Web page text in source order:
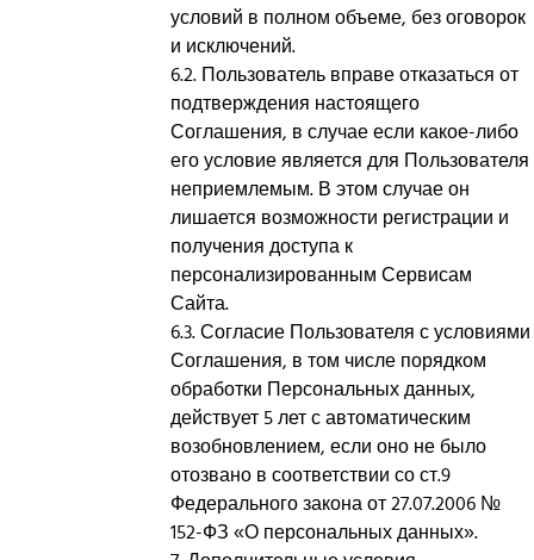
условий в полном объеме, без оговорок
и исключений.
6.2. Пользователь вправе отказаться от
подтверждения настоящего
Соглашения, в случае если какое-либо
его условие является для Пользователя
неприемлемым. В этом случае он
лишается возможности регистрации и
получения доступа к
персонализированным Сервисам
Сайта.
6.3. Согласие Пользователя с условиями
Соглашения, в том числе порядком
обработки Персональных данных,
действует 5 лет с автоматическим
возобновлением, если оно не было
отозвано в соответствии со ст.9
Федерального закона от 27.07.2006 №
152-ФЗ «О персональных данных».